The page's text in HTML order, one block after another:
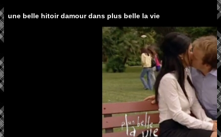
une belle hitoir damour dans plus belle la vie